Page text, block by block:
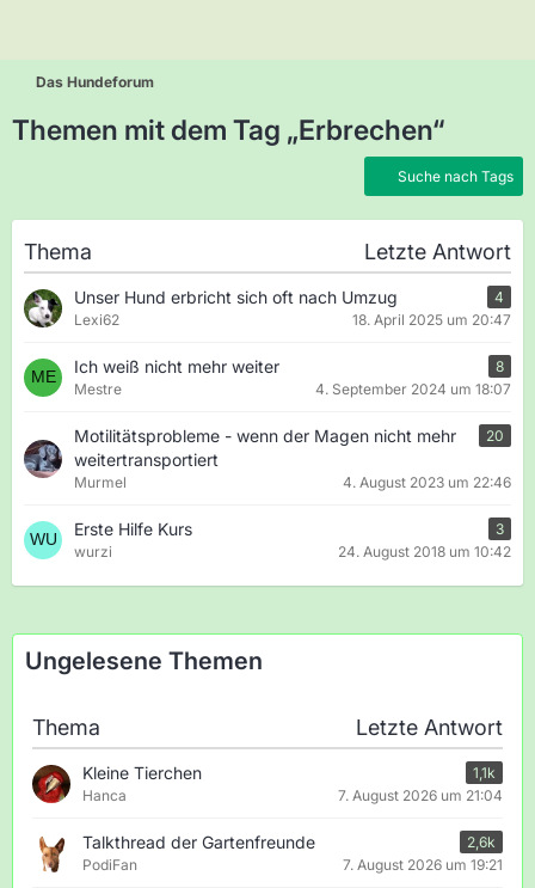
Das Hundeforum
Themen mit dem Tag „Erbrechen“
Suche nach Tags
Thema Letzte Antwort
Unser Hund erbricht sich oft nach Umzug
4
Lexi62
18. April 2025 um 20:47
Ich weiß nicht mehr weiter
8
Mestre
4. September 2024 um 18:07
Motilitätsprobleme - wenn der Magen nicht mehr
weitertransportiert
20
Murmel 4. August 2023 um 22:46
Erste Hilfe Kurs
3
wurzi
24. August 2018 um 10:42
Ungelesene Themen
Thema Letzte Antwort
Kleine Tierchen
1,1k
Hanca
7. August 2026 um 21:04
Talkthread der Gartenfreunde
2,6k
PodiFan
7. August 2026 um 19:21